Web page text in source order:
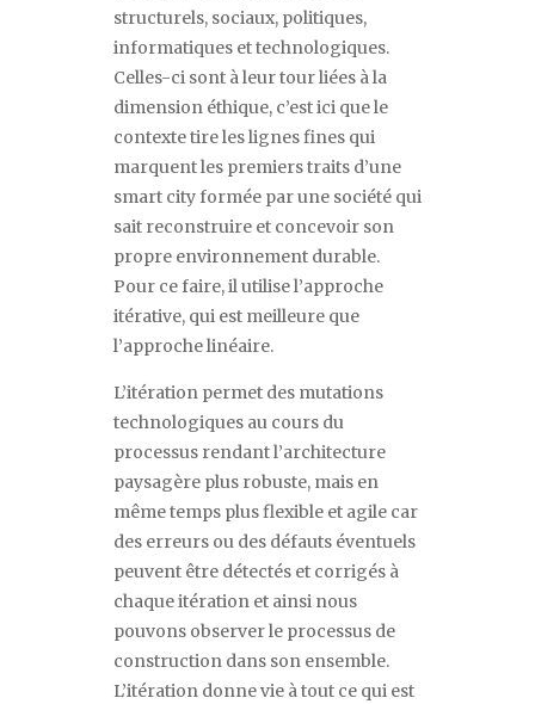
structurels, sociaux, politiques,
informatiques et technologiques.
Celles-ci sont à leur tour liées à la
dimension éthique, c’est ici que le
contexte tire les lignes fines qui
marquent les premiers traits d’une
smart cityformée par une société qui
sait reconstruire et concevoir son
propre environnement durable.
Pour ce faire, il utilise l’approche
itérative, qui est meilleure que
l’approche linéaire.
L’itération permet des mutations
technologiques au cours du
processus rendant l’architecture
paysagère plus robuste, mais en
même temps plus flexible et agile car
des erreurs ou des défauts éventuels
peuvent être détectés et corrigés à
chaque itération et ainsi nous
pouvons observer le processus de
construction dans son ensemble.
L’itération donne vie à tout ce qui est